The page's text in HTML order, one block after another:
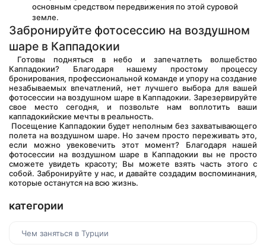
основным средством передвижения по этой суровой
земле.
Забронируйте фотосессию на воздушном
шаре в Каппадокии
Каппадокии? Благодаря нашему простому процессу
бронирования, профессиональной команде и упору на создание
незабываемых впечатлений, нет лучшего выбора для вашей
фотосессии на воздушном шаре в Каппадокии. Зарезервируйте
свое место сегодня, и позвольте нам воплотить ваши
каппадокийские мечты в реальность.
полета на воздушном шаре. Но зачем просто переживать это,
если можно увековечить этот момент? Благодаря нашей
фотосессии на воздушном шаре в Каппадокии вы не просто
сможете увидеть красоту; Вы можете взять часть этого с
собой. Забронируйте у нас, и давайте создадим воспоминания,
которые останутся на всю жизнь.
категории
Чем заняться в Турции